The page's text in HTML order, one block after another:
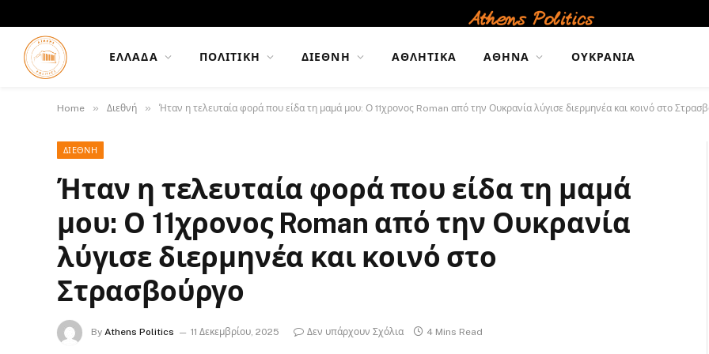
ΕΛΛΆΔΑ ΠΟΛΙΤΙΚΉ ΔΙΕΘΝΉ ΑΘΛΗΤΙΚΆ ΑΘΉΝΑ ΟΥΚΡΑΝΊΑ
Home » Διεθνή » Ήταν η τελευταία φορά που είδα τη μαμά μου: Ο 11χρονος Roman από την Ουκρανία λύγισε διερμηνέα και κοινό στο
ΔΙΕΘΝΉ
Ήταν η τελευταία φορά που είδα τη μαμά
μου: Ο 11χρονος Roman από την Ουκρανία
λύγισε διερμηνέα και κοινό στο
Στρασβούργο
By Athens Politics 11 Δεκεμβρίου, 2025 Δεν υπάρχουν Σχόλια 4 Mins Read